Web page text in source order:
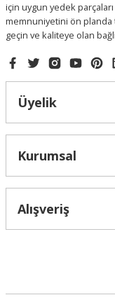
için uygun yedek
memnuniyetini ön planda
geçin ve kaliteye olan
Üyelik
Kurumsal
Alışveriş